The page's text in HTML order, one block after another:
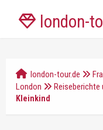
london-
london-tour.de
London
Reiseberichte
Kleinkind